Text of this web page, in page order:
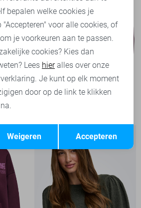
Only sweater
Opslaan
bepalen welke cookies je
voor alle cookies, of
je voorkeuren aan te passen.
cookies? Kies dan
Lees hieralles over onze
Je kunt op elk moment
door op de link te klikken
Accepteren
Weigeren